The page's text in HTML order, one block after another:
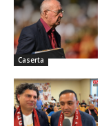
Caserta